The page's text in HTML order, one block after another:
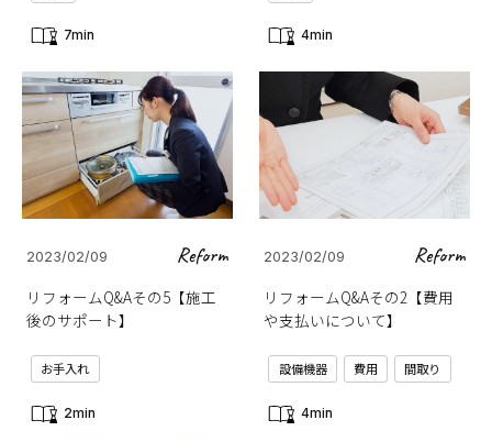
7min 4min
2023/02/09 Reform
リフォームQ&Aその5【施工
後のサポート】
お手入れ
2min
2023/02/09 Reform
リフォームQ&Aその2【費用
や支払いについて】
設備機器 費用 間取り
4min